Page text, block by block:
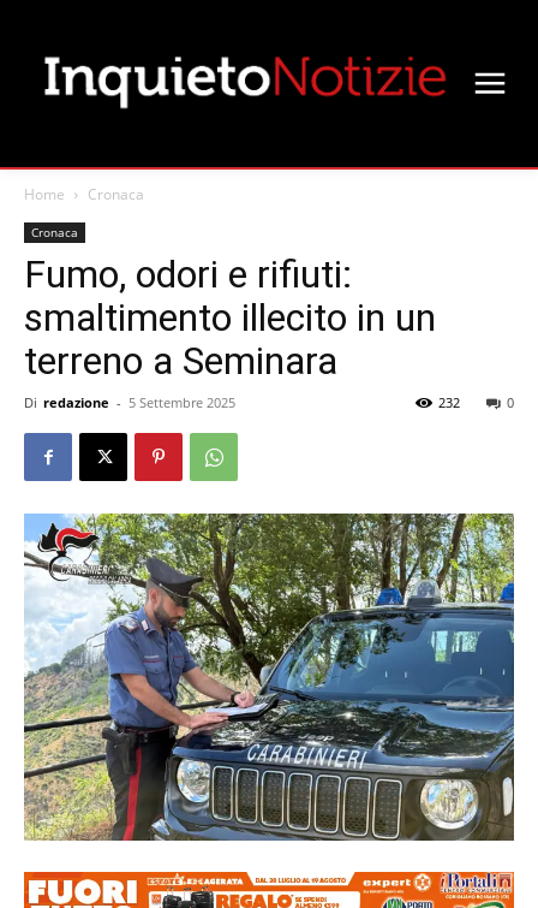
Home Cronaca
Cronaca
Fumo, odori e rifiuti:
smaltimento illecito in un
terreno a Seminara
Di redazione - 5 Settembre 2025 0
232